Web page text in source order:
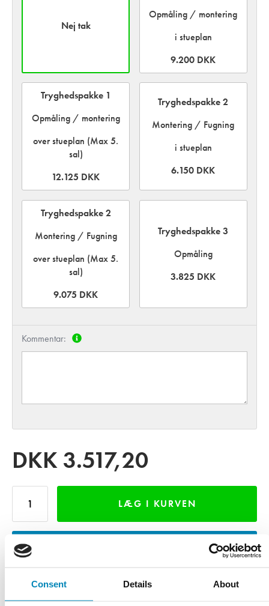
Consent Details About
Nej tak
Opmåling / montering
i stueplan
9.200 DKK
Tryghedspakke 1
Opmåling / montering
over stueplan (Max 5.
sal)
12.125 DKK
Tryghedspakke 2
Montering / Fugning
i stueplan
6.150 DKK
Tryghedspakke 2
Montering / Fugning
over stueplan (Max 5.
sal)
9.075 DKK
Tryghedspakke 3
Opmåling
3.825 DKK
Kommentar:
DKK 3.517,20
LÆG I KURVEN